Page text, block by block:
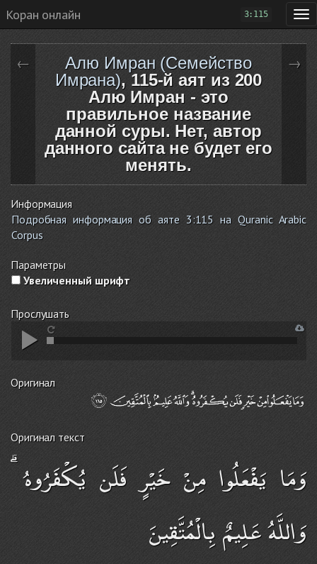
Коран онлайн 3:115
←
Алю Имран (Семейство
Имрана), 115-й аят из 200
Алю Имран - это
правильное название
данной суры. Нет, автор
данного сайта не будет его
менять.
→
Информация
Подробная информация об аяте 3:115 на Quranic Arabic
Corpus
Параметры
Увеличенный шрифт
Прослушать
Оригинал
Оригинал текст
وَمَا يَفْعَلُوا مِنْ خَيْرٍ فَلَن يُكْفَرُوهُ ۗ
وَاللَّهُ عَلِيمٌ بِالْمُتَّقِينَ